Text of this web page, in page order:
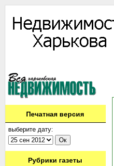
Печатная версия
выберите дату:
Рубрики газеты